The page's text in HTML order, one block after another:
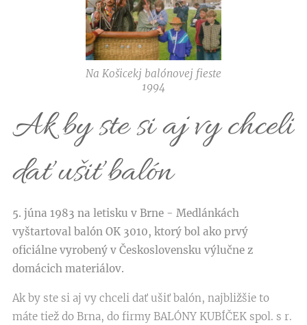
Na Košicekj balónovej fieste
1994
Ak by ste si aj vy chceli
dať ušiť balón
5. júna 1983 na letisku v Brne - Medlánkách
vyštartoval balón OK 3010, ktorý bol ako prvý
oficiálne vyrobený v Československu výlučne z
domácich materiálov.
Ak by ste si aj vy chceli dať ušiť balón, najbližšie to
máte tiež do Brna, do firmy BALÓNY KUBÍČEK spol. s r.